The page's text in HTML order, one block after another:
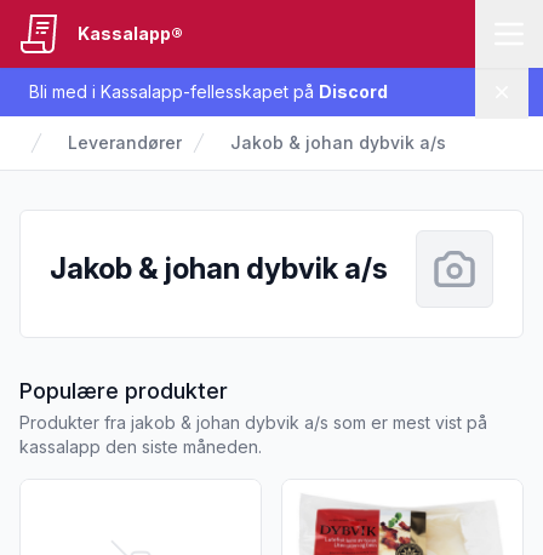
Bli med i Kassalapp-fellesskapet på Discord
Kassalapp®
Leverandører Jakob & johan dybvik a/s
Jakob & johan dybvik a/s
Populære produkterfra Jakob & johan dybvik a/s
Produkter fra jakob & johan dybvik a/s som er mest vist på
kassalapp den siste måneden.
Vis flere detaljer for produktet "Klippfisk Burger Stekt 100g
Vis flere detaljer for